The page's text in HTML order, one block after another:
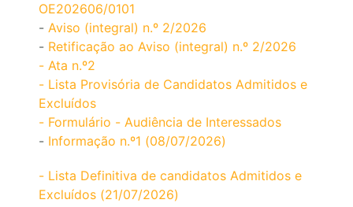
OE202606/0101
- Aviso (integral) n.º 2/2026
- Retificação ao Aviso (integral) n.º 2/2026
- Ata n.º2
- Lista Provisória de Candidatos Admitidos e
Excluídos
- Formulário - Audiência de Interessados
- Informação n.º1 (08/07/2026)
- Lista Definitiva de candidatos Admitidos e
Excluídos (21/07/2026)